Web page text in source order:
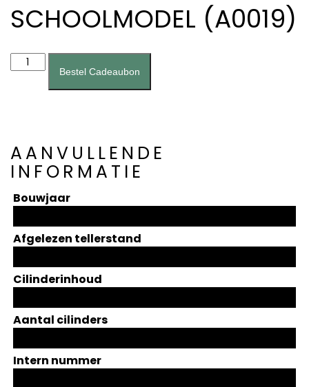
SCHOOLMODEL (A0019)
Schoolmodel
(A0019)
Bestel Cadeaubon
AANVULLENDE
INFORMATIE
Bouwjaar
Afgelezen tellerstand
Cilinderinhoud
Aantal cilinders
Intern nummer